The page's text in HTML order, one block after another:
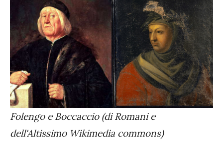
Folengo e Boccaccio (di Romani e
dell'Altissimo Wikimedia commons)